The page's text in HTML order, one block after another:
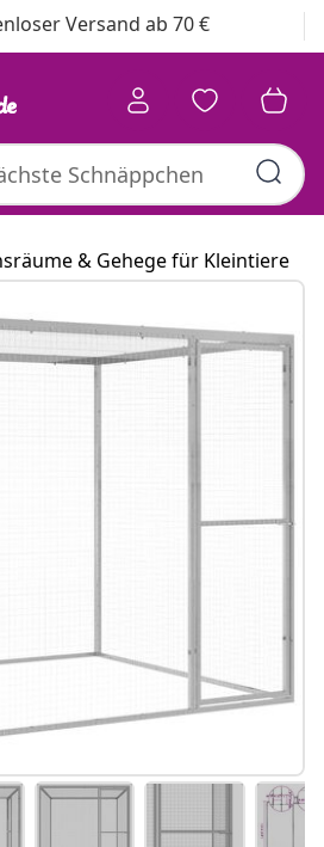
Versand ab 70 €
& Gehege für Kleintiere